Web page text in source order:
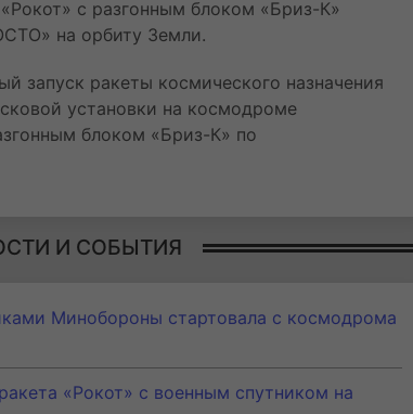
с разгонным блоком «Бриз-К»
на орбиту Земли.
запуск ракеты космического назначения
установки на космодроме
блоком «Бриз-К» по
И СОБЫТИЯ
Минобороны стартовала с космодрома
«Рокот» с военным спутником на